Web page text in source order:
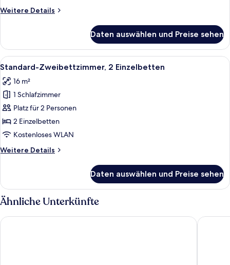
anzeigen
Weitere Details
Weitere
Doppelzimmer,
Queen-
Daten auswählen und Preise sehen
Alle
Fotos
für
Standard-
Zweibettzimmer,
2 Einzelbetten
anzeigen
Ein Hotelzimmer mit zwei Betten,
12
Standard-Zweibettzimmer, 2 Einzelbetten
16 m²
1 Schlafzimmer
Platz für 2 Personen
2 Einzelbetten
Kostenloses WLAN
Weitere Details
Weitere
Zweibettzimmer,
2 Einzelbetten
Daten auswählen und Preise sehen
Ähnliche Unterkünfte
Premier Inn Berlin City Centre Hotel